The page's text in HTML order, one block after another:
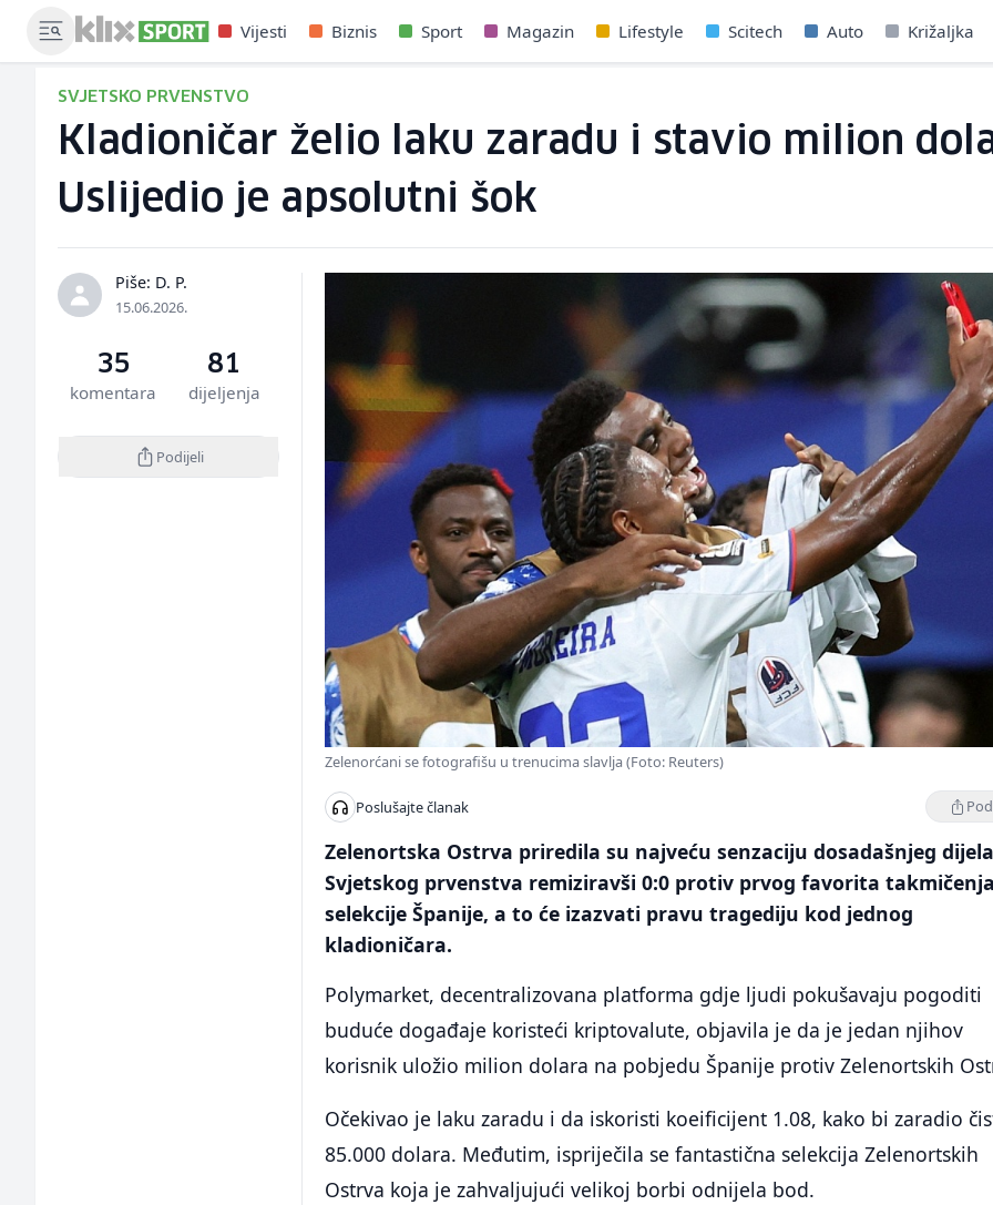
Vijesti Biznis Sport Magazin Lifestyle Scitech Auto Križaljka
SVJETSKO PRVENSTVO
Kladioničar želio laku zaradu i stavio milion
Uslijedio je apsolutni šok
Piše: D. P.
15.06.2026.
35
komentara
81
dijeljenja
Podijeli
Zelenorćani se fotografišu u trenucima slavlja (Foto: Reuters)
Poslušajte članak
Zelenortska Ostrva priredila su najveću senzaciju dosadašnjeg
Svjetskog prvenstva remiziravši 0:0 protiv prvog favorita
selekcije Španije, a to će izazvati pravu tragediju kod jednog
kladioničara.
Polymarket, decentralizovana platforma gdje ljudi pokušavaju pogoditi
buduće događaje koristeći kriptovalute, objavila je da je jedan njihov
korisnik uložio milion dolara na pobjedu Španije protiv Zelenortskih
Očekivao je laku zaradu i da iskoristi koeificijent 1.08, kako bi zaradio
85.000 dolara. Međutim, ispriječila se fantastična selekcija Zelenortskih
Ostrva koja je zahvaljujući velikoj borbi odnijela bod.